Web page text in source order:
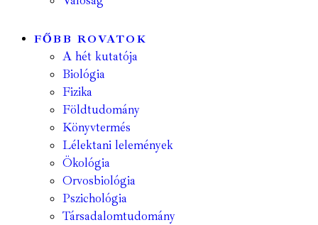
FŐBB ROVATOK
A hét kutatója
Biológia
Fizika
Földtudomány
Könyvtermés
Lélektani lelemények
Ökológia
Orvosbiológia
Pszichológia
Társadalomtudomány